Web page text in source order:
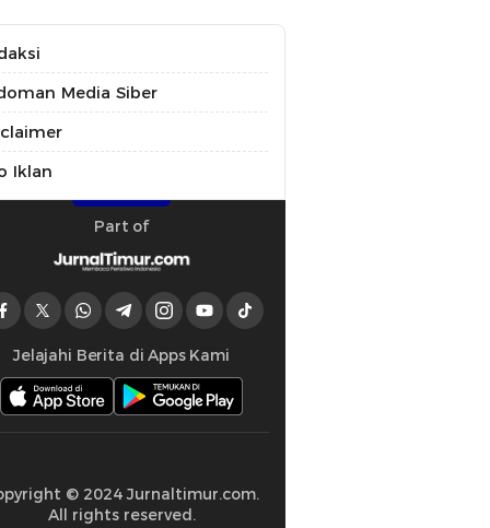
Media Siber
Iklan
Part of
Jelajahi Berita di Apps Kami
© 2024 Jurnaltimur.com.
All rights reserved.